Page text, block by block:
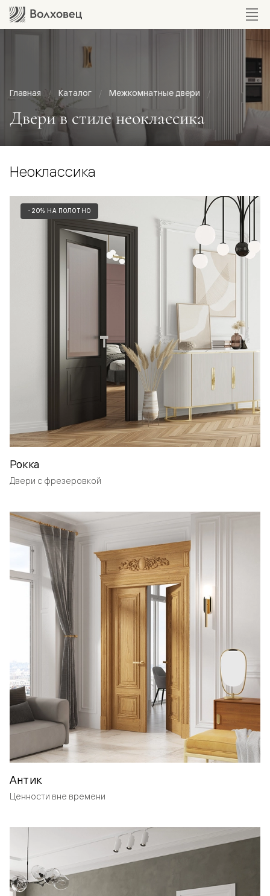
Главная Каталог Межкомнатные двери
Двери в стиле неоклассика
Неоклассика
-20% НА ПОЛОТНО
Рокка
Двери с фрезеровкой
Антик
Ценности вне времени